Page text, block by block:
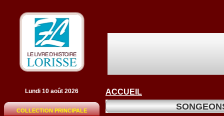
Lundi 10 août 2026
COLLECTION PRINCIPALE
ACCUEIL